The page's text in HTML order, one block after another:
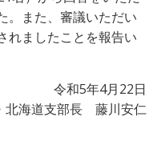
。また、審議いただい
れましたことを報告い
令和5年4月22日
北海道支部長 藤川安仁